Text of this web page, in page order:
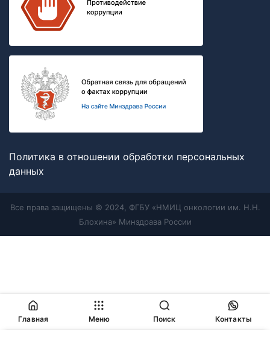
Политика в отношении обработки персональных
данных
Все права защищены © 2024, ФГБУ «НМИЦ онкологии им. Н.Н.
Блохина» Минздрава России
Главная Меню Поиск Контакты